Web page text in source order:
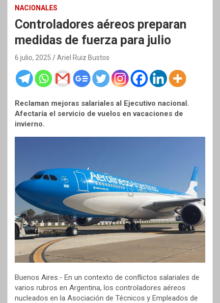
NACIONALES
Controladores aéreos preparan
medidas de fuerza para julio
6 julio, 2025 Ariel Ruiz Bustos
Reclaman mejoras salariales al Ejecutivo nacional.
Afectaría el servicio de vuelos en vacaciones de
invierno.
Buenos Aires.- En un contexto de conflictos salariales de
varios rubros en Argentina, los controladores aéreos
nucleados en la Asociación de Técnicos y Empleados de